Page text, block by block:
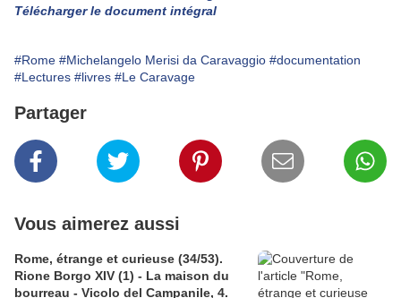
Télécharger le document intégral
#Rome #Michelangelo Merisi da Caravaggio #documentation
#Lectures #livres #Le Caravage
Partager
Vous aimerez aussi
Rome, étrange et curieuse (34/53).
Rione Borgo XIV (1) - La maison du
bourreau - Vicolo del Campanile, 4.